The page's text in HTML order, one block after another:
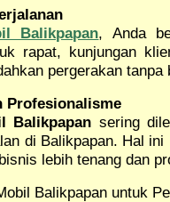
Balikpapan, Anda
rapat, kunjungan
pergerakan
Profesionalisme
Balikpapan sering
di Balikpapan. Hal
lebih tenang dan
Balikpapan untuk